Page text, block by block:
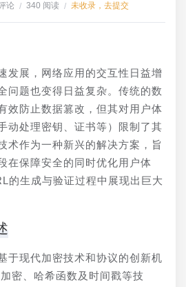
论 / 340 阅读 / 未收录，去提交
发展，网络应用的交互性日益增
问题也变得日益复杂。传统的数
效防止数据篡改，但其对用户体
动处理密钥、证书等）限制了其
术作为一种新兴的解决方案，旨
在保障安全的同时优化用户体
的生成与验证过程中展现出巨大
于现代加密技术和协议的创新机
密、哈希函数及时间戳等技